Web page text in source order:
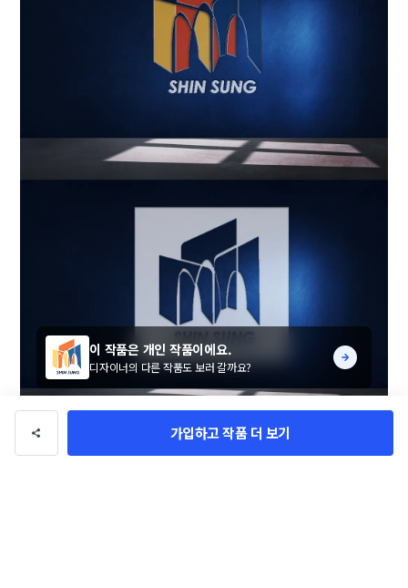
가입하고 작품 더 보기
이 작품은 개인 작품이에요.
디자이너의 다른 작품도 보러 갈까요?